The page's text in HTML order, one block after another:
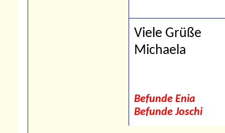
Viele Grüße
Michaela
Befunde Enia
Befunde Joschi